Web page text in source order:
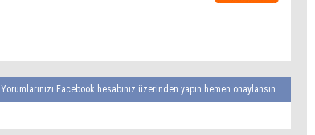
Yorumlarınızı Facebook hesabınız üzerinden yapın hemen onaylansın...